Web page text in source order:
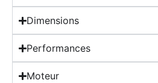
Dimensions
Performances
Moteur